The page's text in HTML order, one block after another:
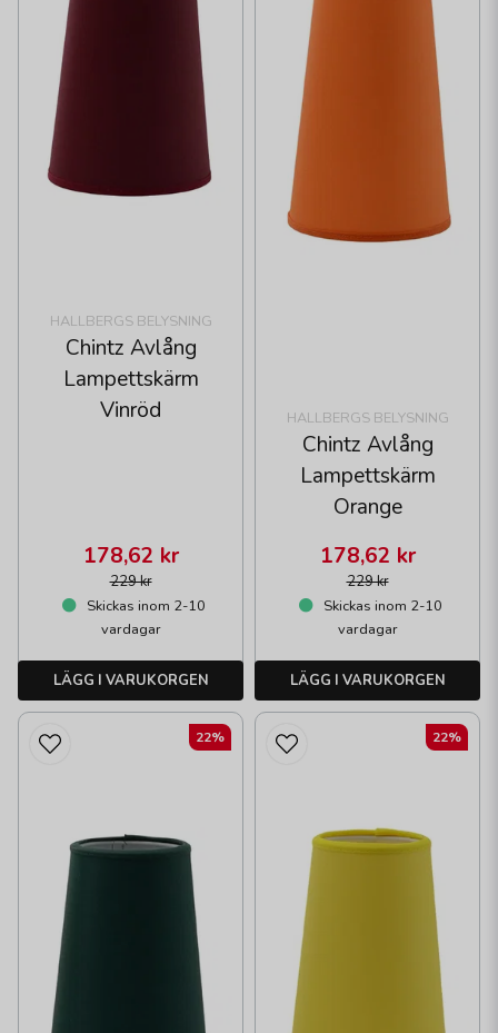
HALLBERGS BELYSNING
Chintz Avlång
Lampettskärm
Vinröd
229 kr
178,62 kr
Skickas inom 2-10
vardagar
LÄGG I VARUKORGEN
HALLBERGS BELYSNING
Chintz Avlång
Lampettskärm
Orange
229 kr
178,62 kr
Skickas inom 2-10
vardagar
LÄGG I VARUKORGEN
22% 22%